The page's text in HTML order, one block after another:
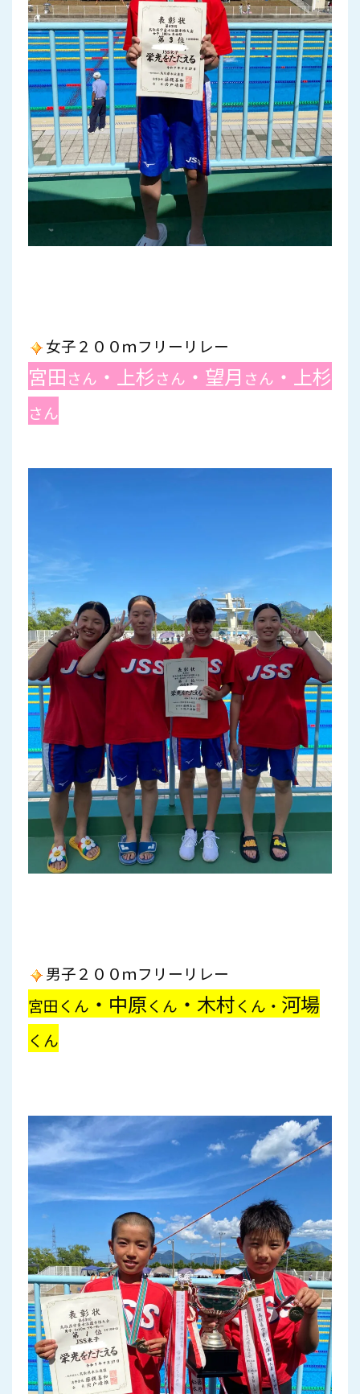
女子２００ｍフリーリレー
宮田さん ・上杉さん ・望月 さん ・上杉
さん
男子２００ｍフリーリレー
宮田 くん ・ 中原くん ・木村くん・ 河場
くん